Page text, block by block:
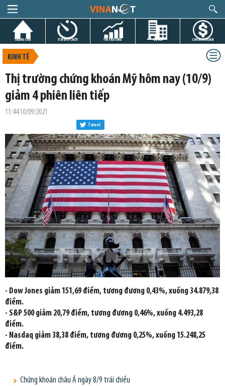
TRANG CHỦ TIN GIỜ CHÓT THỊ TRƯỜNG DỰ ÁN CHỨNG KHOÁN
KINH TẾ
Thị trường chứng khoán Mỹ hôm nay (10/9)
giảm 4 phiên liên tiếp
11:44 10/09/2021
Tweet
- Dow Jones giảm 151,69 điểm, tương đương 0,43%, xuống 34.879,38
điểm.
- S&P 500 giảm 20,79 điểm, tương đương 0,46%, xuống 4.493,28
điểm.
- Nasdaq giảm 38,38 điểm, tương đương 0,25%, xuống 15.248,25
điểm.
Chứng khoán châu Á ngày 8/9 trái chiều